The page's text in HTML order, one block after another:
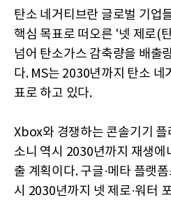
탄소 네거티브란 글로벌 기업
핵심 목표로 떠오른 '넷 제로(
넘어 탄소가스 감축량을 배출
다. MS는 2030년까지 탄소 네
표로 하고 있다.
Xbox와 경쟁하는 콘솔기기
소니 역시 2030년까지 재생
출 계획이다. 구글·메타 플랫
시 2030년까지 넷 제로·워터